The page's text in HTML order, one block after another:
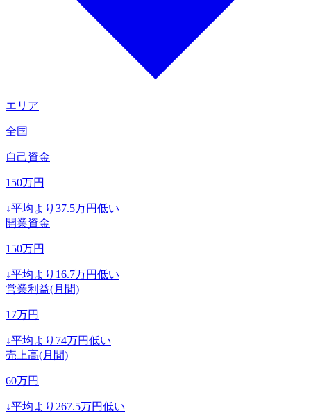
エリア
全国
自己資金
150万円
↓平均より 37.5万円低い
開業資金
150万円
↓平均より 16.7万円低い
営業利益(月間)
17万円
↓平均より 74万円低い
売上高(月間)
60万円
↓平均より 267.5万円低い